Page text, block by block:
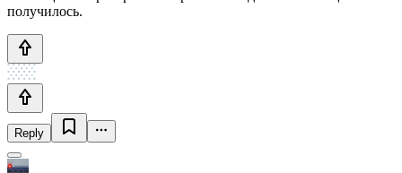
получилось.
Reply